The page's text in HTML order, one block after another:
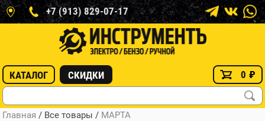
+7 (913) 829-07-17
КАТАЛОГ СКИДКИ 0 ₽
Главная / Все товары / МАРТА